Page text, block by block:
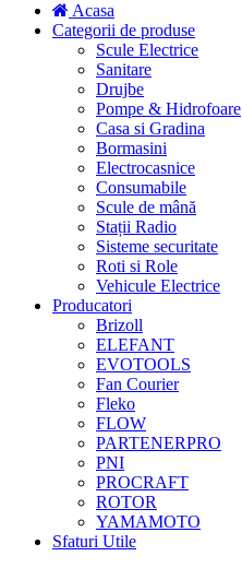
Acasa
Categorii de produse
Scule Electrice
Sanitare
Drujbe
Pompe & Hidrofoare
Casa si Gradina
Bormasini
Electrocasnice
Consumabile
Scule de mână
Stații Radio
Sisteme securitate
Roti si Role
Vehicule Electrice
Producatori
Brizoll
ELEFANT
EVOTOOLS
Fan Courier
Fleko
FLOW
PARTENERPRO
PNI
PROCRAFT
ROTOR
YAMAMOTO
Sfaturi Utile